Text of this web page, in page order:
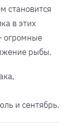
становится
в этих
огромные
рыбы.
и сентябрь.